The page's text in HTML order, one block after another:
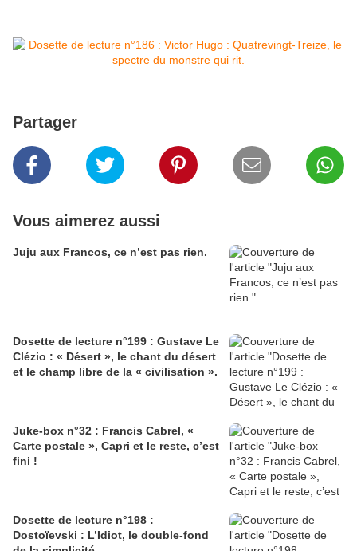
Partager
Vous aimerez aussi
Juju aux Francos, ce n’est pas rien.
Dosette de lecture n°199 : Gustave Le
Clézio : « Désert », le chant du désert
et le champ libre de la « civilisation ».
Juke-box n°32 : Francis Cabrel, «
Carte postale », Capri et le reste, c’est
fini !
Dosette de lecture n°198 :
Dostoïevski : L’Idiot, le double-fond